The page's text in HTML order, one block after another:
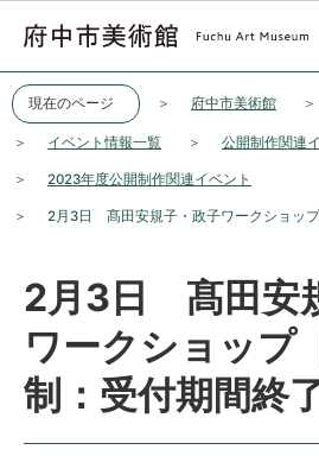
現在のページ 府中市美術館
イベント情報一覧 公開制作関連
2023年度公開制作関連イベント
2月3日 髙田安規子・政子ワークショップ
2月3日 髙田安
ワークショップ
制：受付期間終了